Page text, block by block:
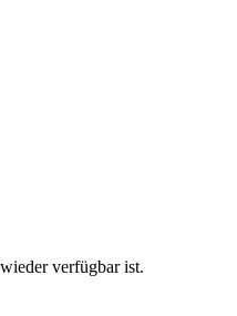
verfügbar ist.